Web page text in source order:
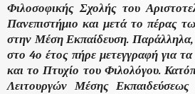
Φιλοσοφικής Σχολής του
Πανεπιστήμιο και μετά το πέρας
στην Μέση Εκπαίδευση.
στο 4ο έτος πήρε μετεγγραφή για
και το Πτυχίο του Φιλολόγου.
Λειτουργών Μέσης